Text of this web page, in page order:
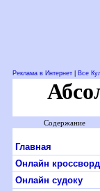
Реклама в Интернет Все
Содержание
Главная
Онлайн
Онлайн судоку